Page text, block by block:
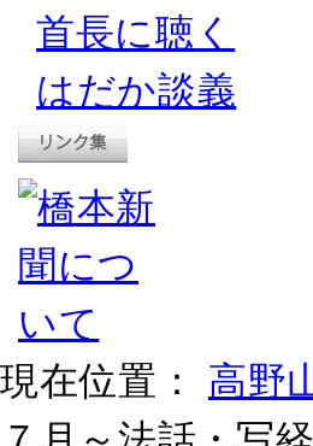
首長に聴く
はだか談義
現在位置： 高野